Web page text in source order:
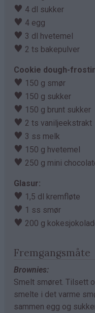
♥ 4 dl sukker
♥ 4 egg
♥ 3 dl hvetemel
♥ 2 ts bakepulver
Cookie dough-
♥ 150 g smør
♥ 150 g sukker
♥ 150 g brunt sukker
♥ 2 ts vaniljeekstrakt
♥ 3 ss melk
♥ 150 g hvetemel
♥ 250 g mini
Glasur:
♥ 1,5 dl kremfløte
♥ 1 ss smør
♥ 200 g
Fremgangsmåte
Brownies:
Smelt smøret. Tilsett
smelte i det varme
sammen egg og